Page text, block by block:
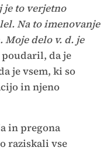
je to verjetno
Na to imenovanje
delo v. d. je
da je
je vsem, ki so
in njeno
in pregona
raziskali vse